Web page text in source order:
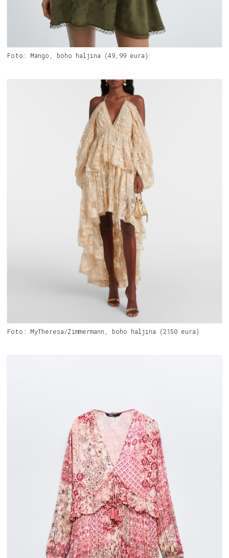
Foto: Mango, boho haljina (49,99 eura)
Foto: MyTheresa/Zimmermann, boho haljina (2150 eura)